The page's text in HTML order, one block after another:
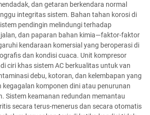
dan getaran berkendara normal
integritas sistem. Bahan tahan korosi di
pendingin melindungi terhadap
jalan, dan paparan bahan kimia—faktor-faktor
kendaraan komersial yang beroperasi di
dan kondisi cuaca. Unit kompresor
ciri khas sistem AC berkualitas untuk van
debu, kotoran, dan kelembapan yang
kegagalan komponen dini atau penurunan
Sistem keamanan redundan memantau
secara terus-menerus dan secara otomatis